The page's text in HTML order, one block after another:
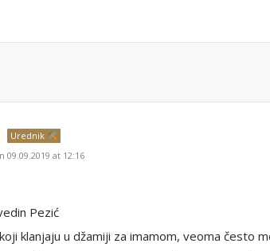
Urednik
at 12:16
Pezić
klanjaju u džamiji za imamom, veoma često